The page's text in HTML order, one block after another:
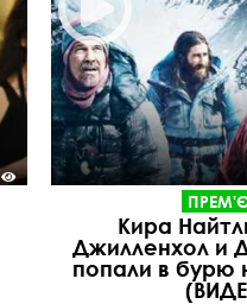
Кира
Джилленхол и
попали в бурю